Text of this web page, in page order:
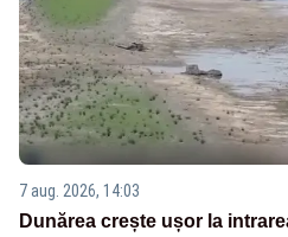
7 aug. 2026, 14:03
Dunărea crește ușor la